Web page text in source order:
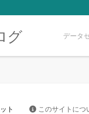
グ データ
ト このサイトにつ